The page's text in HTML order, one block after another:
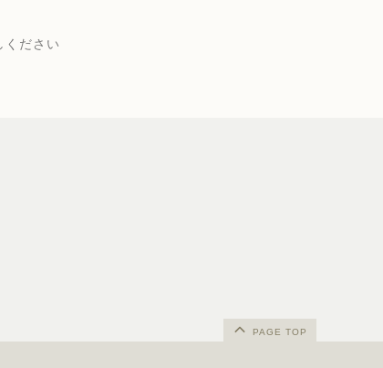
ださい
PAGE TOP